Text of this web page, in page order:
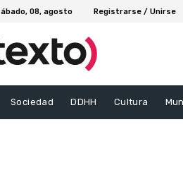
08, agosto Registrarse / Unirse
Sociedad DDHH Cultura